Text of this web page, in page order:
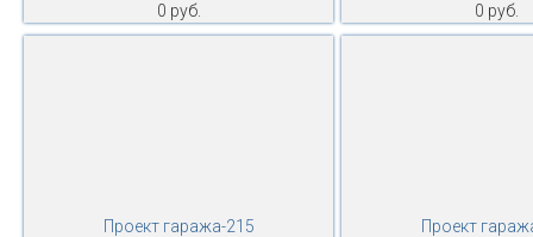
0 руб.
0 руб.
Проект гаража-215
Проект